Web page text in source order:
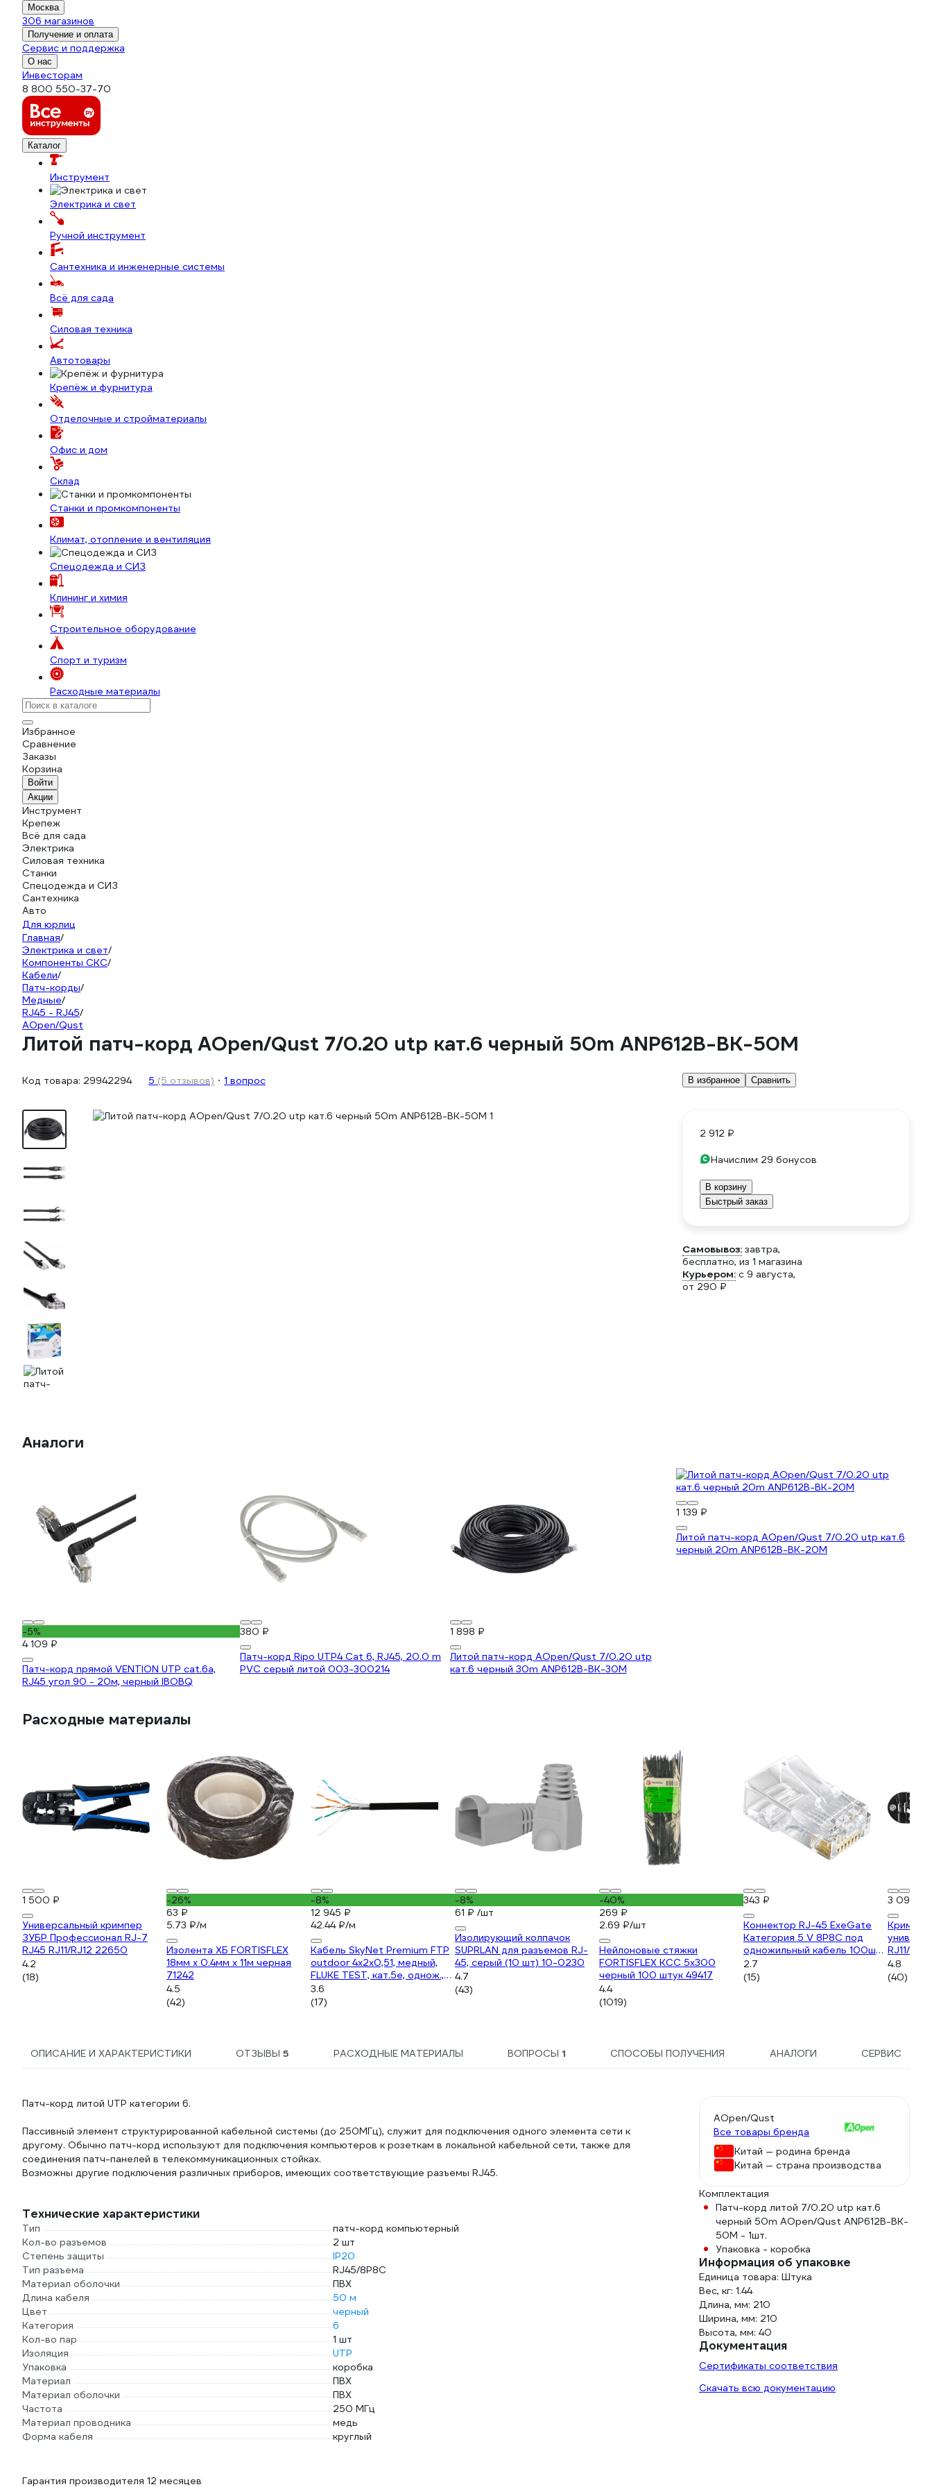
Москва
306 магазинов
Получение и оплата
Сервис и поддержка
О нас
Инвесторам
8 800 550-37-70
Каталог
Инструмент
Электрика и свет
Ручной инструмент
Сантехника и инженерные системы
Всё для сада
Силовая техника
Автотовары
Крепёж и фурнитура
Отделочные и стройматериалы
Офис и дом
Склад
Станки и промкомпоненты
Климат, отопление и вентиляция
Спецодежда и СИЗ
Клининг и химия
Строительное оборудование
Спорт и туризм
Расходные материалы
Избранное
Сравнение
Заказы
Корзина
Войти
Акции
Инструмент
Крепеж
Всё для сада
Электрика
Силовая техника
Станки
Спецодежда и СИЗ
Сантехника
Авто
Для юрлиц
Главная/
Электрика и свет/
Компоненты СКС/
Кабели/
Патч-корды/
Медные/
RJ45 - RJ45/
AOpen/Qust
Литой патч-корд AOpen/Qust 7/0.20 utp кат.6 черный 50m ANP612B-BK-50M
Код товара: 29942294 5 (5 отзывов) 1 вопрос В избранное Сравнить
2 912 ₽
Начислим 29 бонусов
В корзину
Быстрый заказ
Самовывоз: завтра,
бесплатно, из 1 магазина
Курьером: c 9 августа,
от 290 ₽
Аналоги
-5%
4 109 ₽
Патч-корд прямой VENTION UTP cat.6a,
RJ45 угол 90 - 20м, черный IBOBQ
380 ₽
Патч-корд Ripo UTP4 Cat 6, RJ45, 20.0 m
PVC серый литой 003-300214
1 898 ₽
Литой патч-корд AOpen/Qust 7/0.20 utp
кат.6 черный 30m ANP612B-BK-30M
1 139 ₽
Литой патч-корд AOpen/Qust 7/0.20 utp кат.6
черный 20m ANP612B-BK-20M
Расходные материалы
1 500 ₽
Универсальный кримпер
ЗУБР Профессионал RJ-7
RJ45 RJ11/RJ12 22650
4.2
(18)
-26%
63 ₽
5.73 ₽/м
Изолента ХБ FORTISFLEX
18мм х 0.4мм х 11м черная
71242
4.5
(42)
-8%
12 945 ₽
42.44 ₽/м
Кабель SkyNet Premium FTP
outdoor 4x2x0,51, медный,
FLUKE TEST, кат.5e, однож.,
305 м, box, черный CSP-FTP-
4-CU-OUT
3.6
(17)
-8%
61 ₽ /шт
Изолирующий колпачок
SUPRLAN для разъемов RJ-
45, серый (10 шт) 10-0230
4.7
(43)
-40%
269 ₽
2.69 ₽/шт
Нейлоновые стяжки
FORTISFLEX КСС 5х300
черный 100 штук 49417
4.4
(1019)
343 ₽
Коннектор RJ-45 ExeGate
Категория 5 V 8P8C под
одножильный кабель 100шт
158091
2.7
(15)
3 090 ₽
Кримпер
RJ11/
4.8
(40)
ОПИСАНИЕ И ХАРАКТЕРИСТИКИ ОТЗЫВЫ5 РАСХОДНЫЕ МАТЕРИАЛЫ ВОПРОСЫ 1 СПОСОБЫ ПОЛУЧЕНИЯ АНАЛОГИ СЕРВИС
Патч-корд литой UTP категории 6.
Пассивный элемент структурированной кабельной системы (до 250МГц), служит для подключения одного элемента сети к
другому. Обычно патч-корд используют для подключения компьютеров к розеткам в локальной кабельной сети, также для
соединения патч-панелeй в телекоммуникационных стойках.
Возможны другие подключения различных приборов, имеющих соответствующие разъемы RJ45.
Технические характеристики
Тип
патч-корд компьютерный
Кол-во разъемов
2 шт
Степень защиты
IP20
Тип разъема
RJ45/8P8C
Материал оболочки
ПВХ
Длина кабеля
50 м
Цвет
черный
Категория
6
Кол-во пар
1 шт
Изоляция
UTP
Упаковка
коробка
Материал
ПВХ
Материал оболочки
ПВХ
Частота
250 МГц
Материал проводника
медь
Форма кабеля
круглый
Гарантия производителя 12 месяцев
AOpen/Qust
Все товары бренда
Китай — родина бренда
Китай — страна производства
Комплектация
Патч-корд литой 7/0.20 utp кат.6
черный 50m AOpen/Qust ANP612B-BK-
50M - 1шт.
Упаковка - коробка
Информация об упаковке
Единица товара: Штука
Вес, кг: 1.44
Длина, мм: 210
Ширина, мм: 210
Высота, мм: 40
Документация
Сертификаты соответствия
Скачать всю документацию